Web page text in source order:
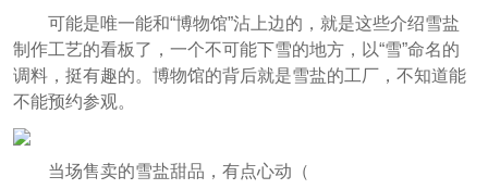
可能是唯一能和“博物馆”沾上边的，就是这些介绍雪盐
制作工艺的看板了，一个不可能下雪的地方，以“雪”命名的
调料，挺有趣的。博物馆的背后就是雪盐的工厂，不知道能
不能预约参观。
当场售卖的雪盐甜品，有点心动（